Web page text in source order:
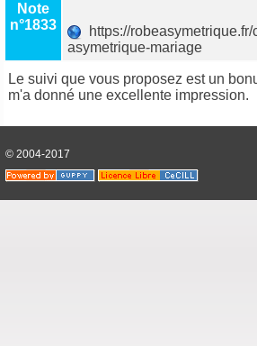
Note
n°1833
https://
asymetrique-mariage
Le suivi que vous proposez est un
m'a donné une excellente impression.
© 2004-2017